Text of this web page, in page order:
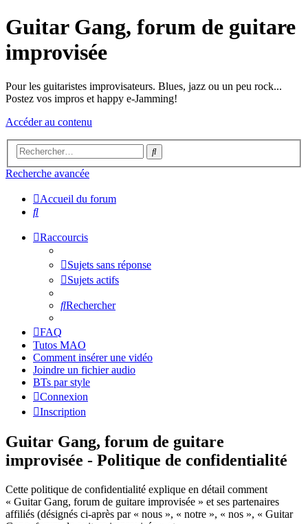
Guitar Gang, forum de guitare
improvisée
Pour les guitaristes improvisateurs. Blues, jazz ou un peu rock...
Postez vos impros et happy e-Jamming!
Accéder au contenu
Rechercher
Recherche avancée
Accueil du forum
Rechercher
Raccourcis
Sujets sans réponse
Sujets actifs
Rechercher
FAQ
Tutos MAO
Comment insérer une vidéo
Joindre un fichier audio
BTs par style
Connexion
Inscription
Guitar Gang, forum de guitare
improvisée - Politique de confidentialité
Cette politique de confidentialité explique en détail comment
« Guitar Gang, forum de guitare improvisée » et ses partenaires
affiliés (désignés ci-après par « nous », « notre », « nos », « Guitar